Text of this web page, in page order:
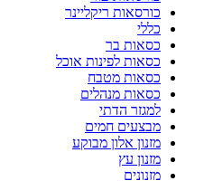
כורסאות ריקליינר
כללי
כסאות בר
כסאות לפינות אוכל
כסאות מטבח
כסאות מנהלים
למגזר הדתי
מבצעים חמים
מזנון אלון מבוקע
מזנון עץ
מזנונים